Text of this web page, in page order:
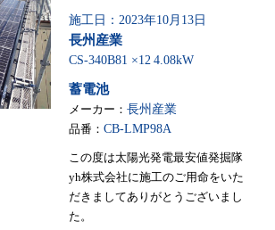
施工日：2023年10月13日
長州産業
CS-340B81 ×12 4.08kW
蓄電池
メーカー： 長州産業
品番： CB-LMP98A
この度は太陽光発電最安値発掘隊
yh株式会社に施工のご用命をいた
だきましてありがとうございまし
た。